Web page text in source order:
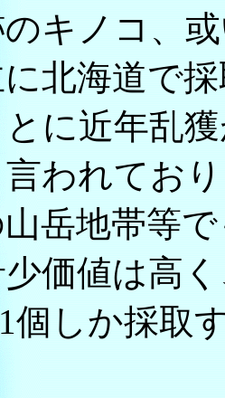
キノコ、
に北海道で
に近年乱
われてお
岳地帯等
価値は高
個しか採取